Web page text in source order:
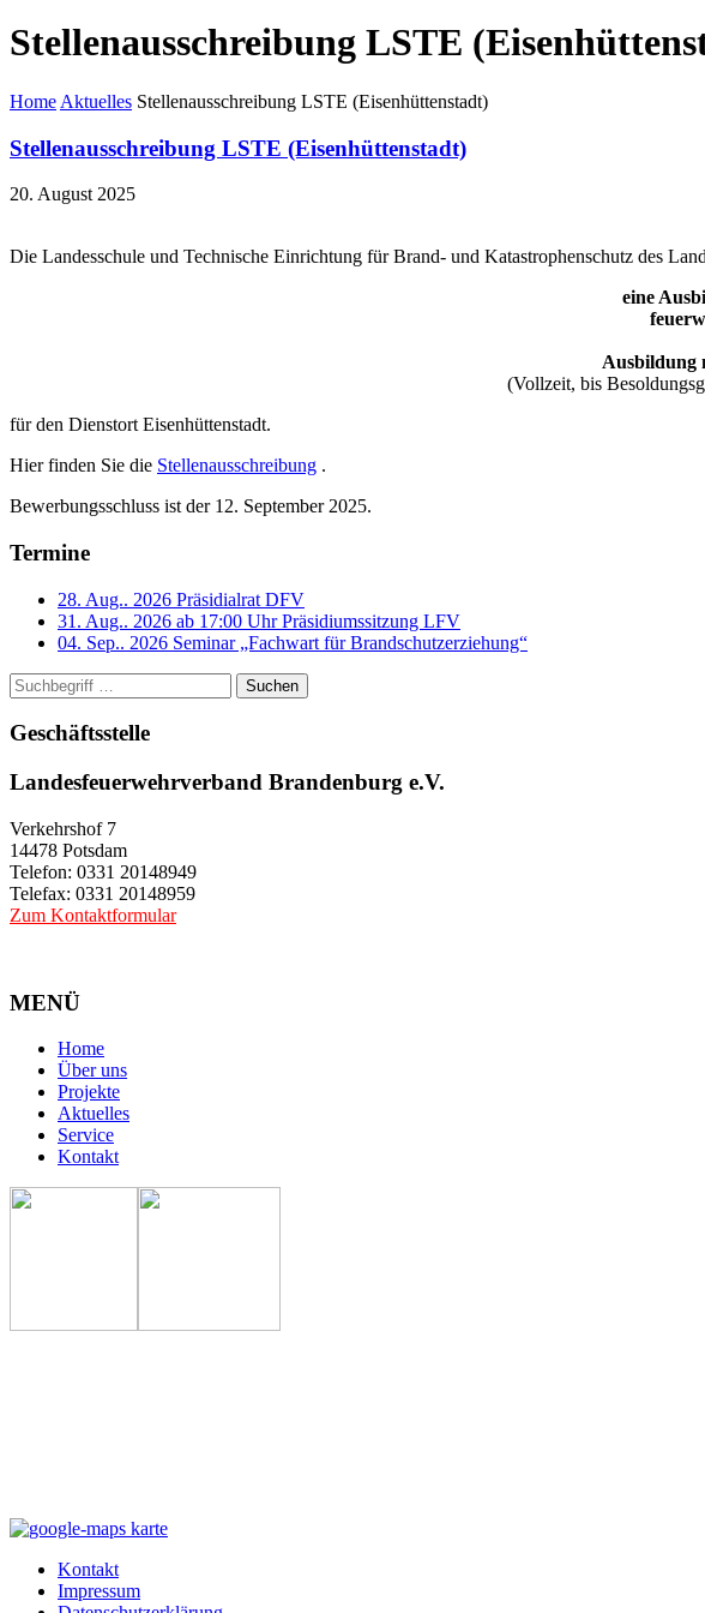
Stellenausschreibung LSTE
Home Aktuelles Stellenausschreibung LSTE (Eisenhüttenstadt)
Stellenausschreibung LSTE (Eisenhüttenstadt)
20. August 2025
Die Landesschule und Technische Einrichtung für Brand- und Katastrophenschutz des
eine
Ausbildung
(Vollzeit, bis
für den Dienstort Eisenhüttenstadt.
Hier finden Sie die Stellenausschreibung .
Bewerbungsschluss ist der 12. September 2025.
Termine
28. Aug.. 2026 Präsidialrat DFV
31. Aug.. 2026 ab 17:00 Uhr Präsidiumssitzung LFV
04. Sep.. 2026 Seminar „Fachwart für Brandschutzerziehung“
Suchen
Geschäftsstelle
Landesfeuerwehrverband Brandenburg e.V.
Verkehrshof 7
14478 Potsdam
Telefon: 0331 20148949
Telefax: 0331 20148959
Zum Kontaktformular
MENÜ
Home
Über uns
Projekte
Aktuelles
Service
Kontakt
Kontakt
Impressum